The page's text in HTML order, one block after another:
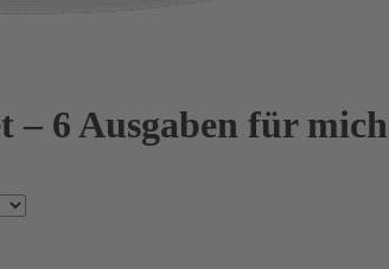
– 6 Ausgaben für mich